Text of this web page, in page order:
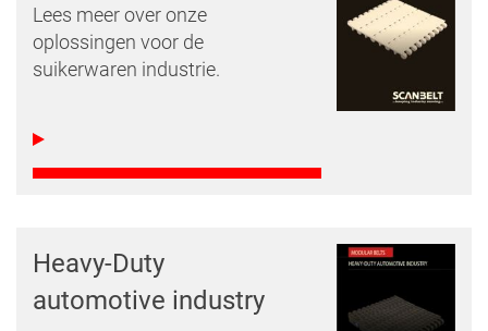
Lees meer over onze
oplossingen voor de
suikerwaren industrie.
Heavy-Duty
automotive industry